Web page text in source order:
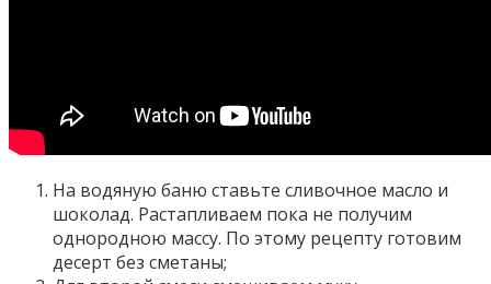
На водяную баню ставьте сливочное масло и
шоколад. Растапливаем пока не получим
однородною массу. По этому рецепту готовим
десерт без сметаны;